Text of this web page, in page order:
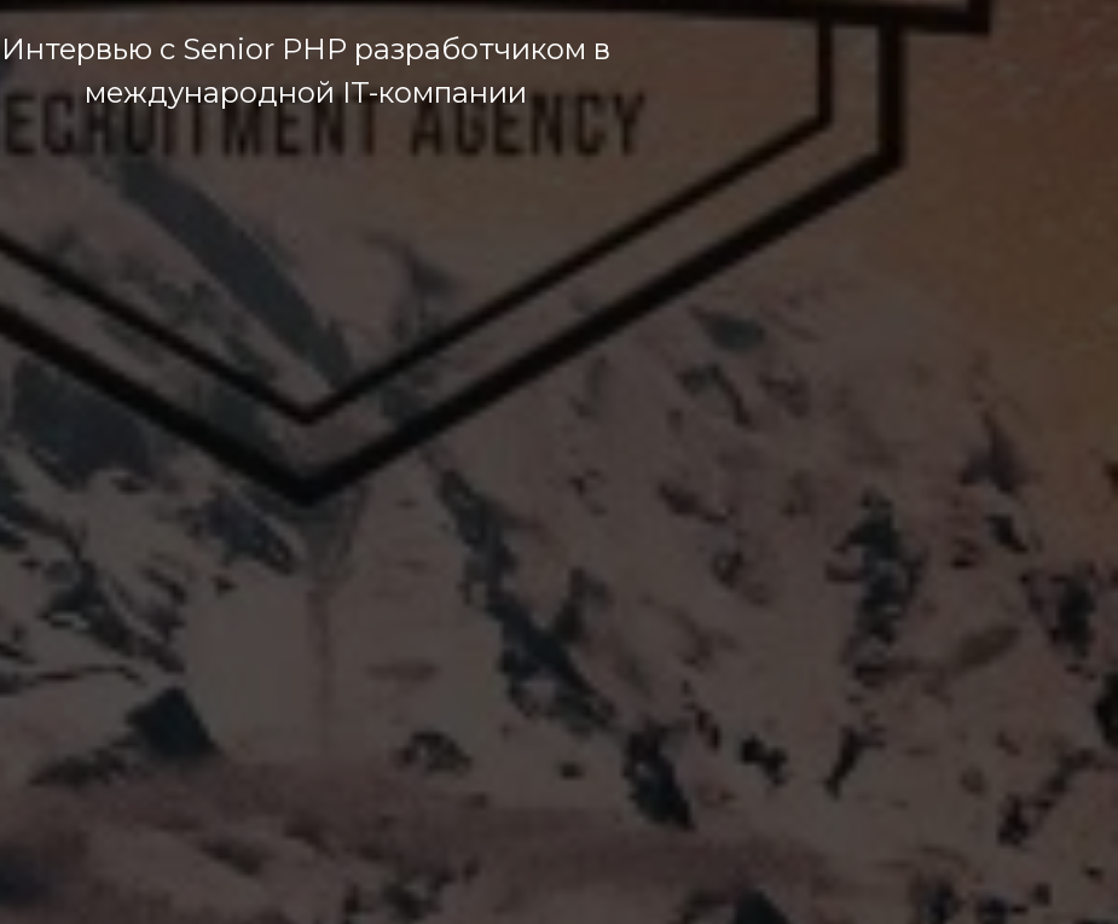
Интервью с Senior PHP разработчиком в
международной IT-компании